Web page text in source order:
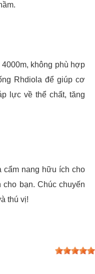
không phù hợp
Rhdiola để giúp cơ
lực về thể chất, tăng
cẩm nang hữu ích cho
bạn. Chúc chuyến
thú vị!